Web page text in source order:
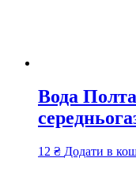
Вода
12 ₴ Додати в